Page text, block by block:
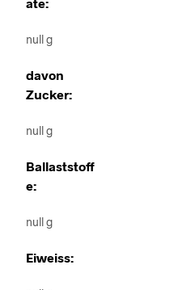
null g
davon
Zucker:
null g
Ballaststoff
e:
null g
Eiweiss: